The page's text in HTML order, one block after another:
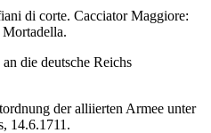
di corte. Cacciator Maggiore:
.
die deutsche Reichs
der alliierten Armee unter
14.6.1711.